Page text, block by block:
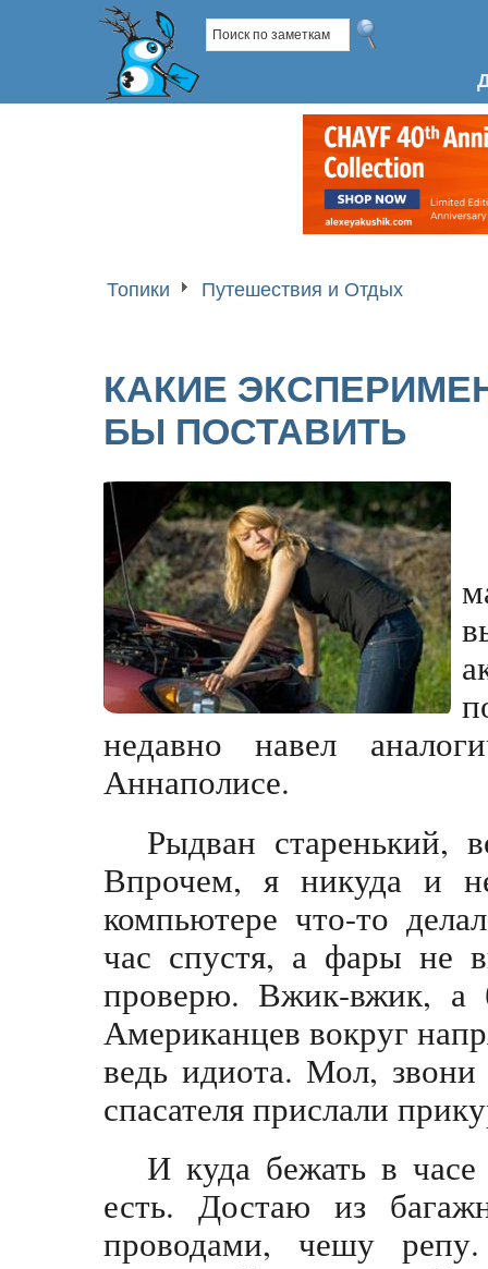
Топики Путешествия и Отдых
КАКИЕ
БЫ ПОСТАВИТЬ
недавно навел
Аннаполисе.
Рыдван старенький,
Впрочем, я никуда и
компьютере что-то
час спустя, а фары не
проверю. Вжик-вжик, а
Американцев вокруг
ведь идиота. Мол,
спасателя прислали
И куда бежать в
есть. Достаю из
проводами, чешу